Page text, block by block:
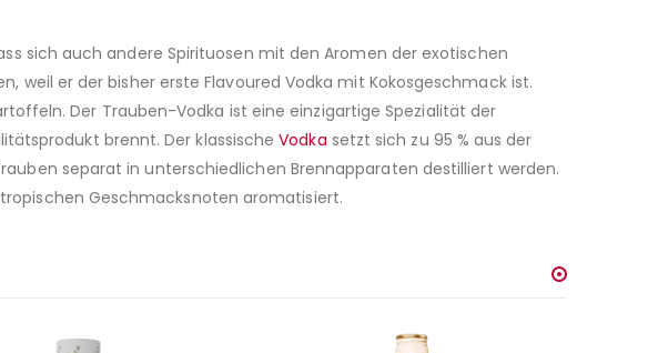
sich auch andere Spirituosen mit den Aromen der exotischen
weil er der bisher erste Flavoured Vodka mit Kokosgeschmack ist.
Der Trauben-Vodka ist eine einzigartige Spezialität der
brennt. Der klassischeVodka setzt sich zu 95 % aus der
separat in unterschiedlichen Brennapparaten destilliert werden.
Geschmacksnoten aromatisiert.